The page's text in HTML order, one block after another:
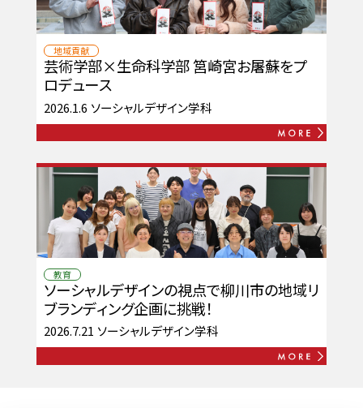
地域貢献
芸術学部×生命科学部 筥崎宮お屠蘇をプ
ロデュース
2026.1.6 ソーシャルデザイン学科
教育
ソーシャルデザインの視点で柳川市の地域リ
ブランディング企画に挑戦！
2026.7.21 ソーシャルデザイン学科